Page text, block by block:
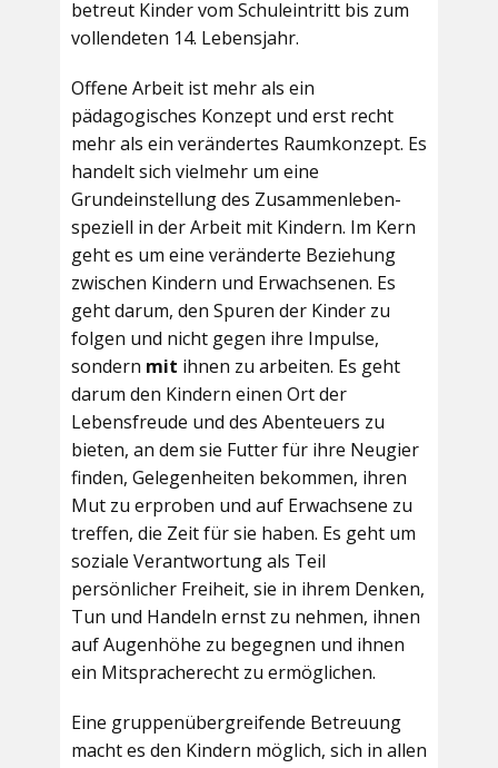
betreut Kinder vom Schuleintritt bis zum
vollendeten 14. Lebensjahr.
Offene Arbeit ist mehr als ein
pädagogisches Konzept und erst recht
mehr als ein verändertes Raumkonzept. Es
handelt sich vielmehr um eine
Grundeinstellung des Zusammenleben-
speziell in der Arbeit mit Kindern. Im Kern
geht es um eine veränderte Beziehung
zwischen Kindern und Erwachsenen. Es
geht darum, den Spuren der Kinder zu
folgen und nicht gegen ihre Impulse,
sondern mit ihnen zu arbeiten. Es geht
darum den Kindern einen Ort der
Lebensfreude und des Abenteuers zu
bieten, an dem sie Futter für ihre Neugier
finden, Gelegenheiten bekommen, ihren
Mut zu erproben und auf Erwachsene zu
treffen, die Zeit für sie haben. Es geht um
soziale Verantwortung als Teil
persönlicher Freiheit, sie in ihrem Denken,
Tun und Handeln ernst zu nehmen, ihnen
auf Augenhöhe zu begegnen und ihnen
ein Mitspracherecht zu ermöglichen.
Eine gruppenübergreifende Betreuung
macht es den Kindern möglich, sich in allen